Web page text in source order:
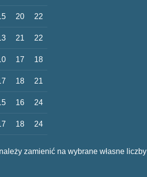
20 22
21 22
17 18
18 21
16 24
18 24
zamienić na wybrane własne liczby